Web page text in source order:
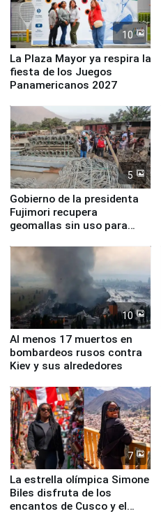
10
La Plaza Mayor ya respira la
fiesta de los Juegos
Panamericanos 2027
5
Gobierno de la presidenta
Fujimori recupera
geomallas sin uso para
Fenómeno El Niño
10
Al menos 17 muertos en
bombardeos rusos contra
Kiev y sus alrededores
7
La estrella olímpica Simone
Biles disfruta de los
encantos de Cusco y el